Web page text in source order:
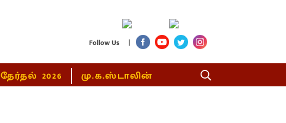
Follow Us |
தேர்தல் 2026 மு.க.ஸ்டாலின்